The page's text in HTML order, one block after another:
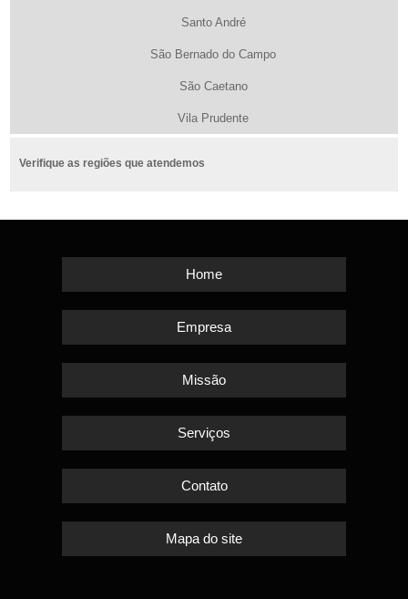
Santo André
São Bernado do Campo
São Caetano
Vila Prudente
Verifique as regiões que atendemos
Home
Empresa
Missão
Serviços
Contato
Mapa do site